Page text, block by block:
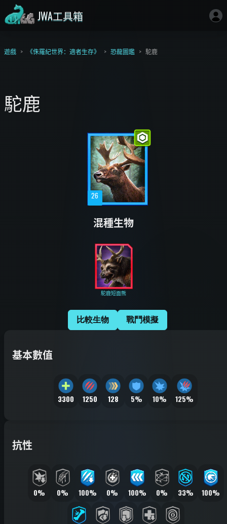
JWA工具箱
遊戲 《侏羅紀世界：適者生存》 恐龍圖鑑 駝鹿
駝鹿
26
混種生物
駝鹿短面熊
比較生物 戰鬥模擬
基本數值
3300 1250 128 5% 10% 125%
抗性
0% 0% 100% 0% 100% 0% 33% 100%